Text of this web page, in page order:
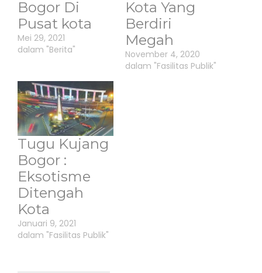
Bogor Di
Pusat kota
Mei 29, 2021
dalam "Berita"
Kota Yang
Berdiri
Megah
November 4, 2020
dalam "Fasilitas Publik"
Tugu Kujang
Bogor :
Eksotisme
Ditengah
Kota
Januari 9, 2021
dalam "Fasilitas Publik"